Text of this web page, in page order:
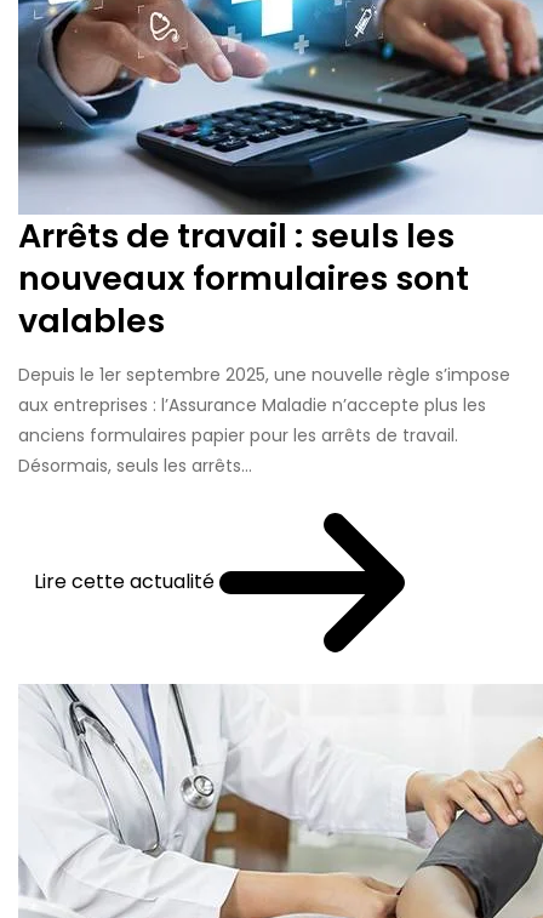
Arrêts de travail : seuls les
nouveaux formulaires sont
valables
Depuis le 1er septembre 2025, une nouvelle règle s’impose
aux entreprises : l’Assurance Maladie n’accepte plus les
anciens formulaires papier pour les arrêts de travail.
Désormais, seuls les arrêts...
Lire cette actualité